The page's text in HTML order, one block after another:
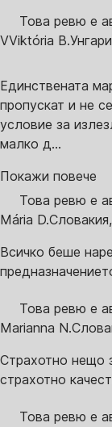
Това ревю е
VViktória B.
Единствената
пропускат и не
условие за
малко д...
Покажи повече
Това ревю е
Mária D.Словакия,
Всичко беше
Това ревю е
Marianna N.
Страхотно нещо
страхотно
Това ревю е